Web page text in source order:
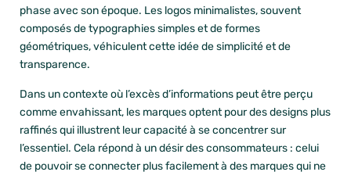
phase avec son époque. Les logos minimalistes, souvent
composés de typographies simples et de formes
géométriques, véhiculent cette idée de simplicité et de
transparence.
Dans un contexte où l’excès d’informations peut être perçu
comme envahissant, les marques optent pour des designs plus
raffinés qui illustrent leur capacité à se concentrer sur
l’essentiel. Cela répond à un désir des consommateurs : celui
de pouvoir se connecter plus facilement à des marques qui ne